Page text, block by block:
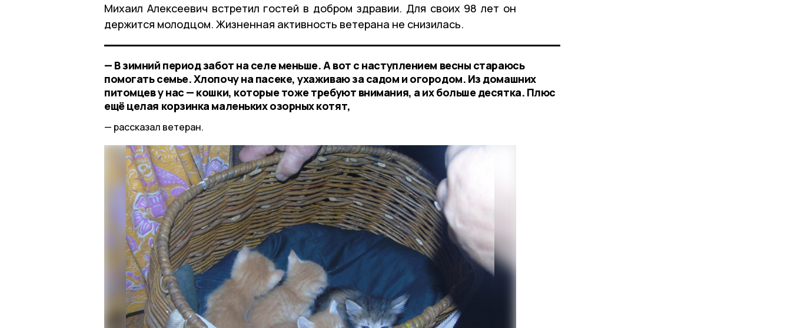
Михаил Алексеевич встретил гостей в добром здравии. Для своих 98 лет он
держится молодцом. Жизненная активность ветерана не снизилась.
— В зимний период забот на селе меньше. А вот с наступлением весны стараюсь
помогать семье. Хлопочу на пасеке, ухаживаю за садом и огородом. Из домашних
питомцев у нас — кошки, которые тоже требуют внимания, а их больше десятка. Плюс
ещё целая корзинка маленьких озорных котят,
рассказал ветеран.